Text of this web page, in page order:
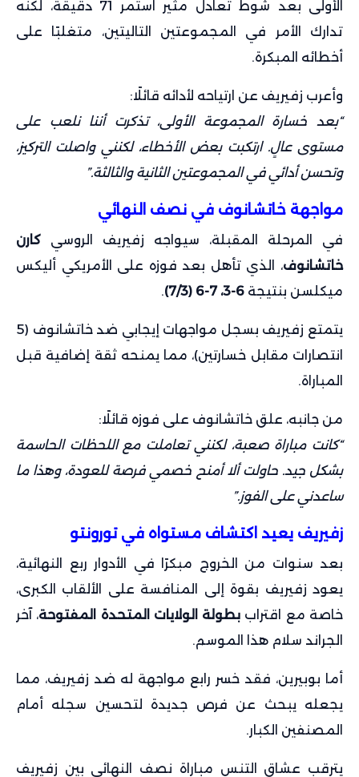
الأولى بعد شوط تعادل مثير استمر 71 دقيقة، لكنه
تدارك الأمر في المجموعتين التاليتين، متغلبًا على
أخطائه المبكرة.
وأعرب زفيريف عن ارتياحه لأدائه قائلًا:
“بعد خسارة المجموعة الأولى، تذكرت أننا نلعب على
مستوى عالٍ. ارتكبت بعض الأخطاء، لكنني واصلت التركيز،
وتحسن أدائي في المجموعتين الثانية والثالثة.”
مواجهة خاتشانوف في نصف النهائي
في المرحلة المقبلة، سيواجه زفيريف الروسي كارن
خاتشانوف، الذي تأهل بعد فوزه على الأمريكي أليكس
ميكلسن بنتيجة 6-3، 7-6 (7/3) .
يتمتع زفيريف بسجل مواجهات إيجابي ضد خاتشانوف (5
انتصارات مقابل خسارتين)، مما يمنحه ثقة إضافية قبل
المباراة.
من جانبه، علق خاتشانوف على فوزه قائلًا:
“كانت مباراة صعبة، لكنني تعاملت مع اللحظات الحاسمة
بشكل جيد. حاولت ألا أمنح خصمي فرصة للعودة، وهذا ما
ساعدني على الفوز.”
زفيريف يعيد اكتشاف مستواه في تورونتو
بعد سنوات من الخروج مبكرًا في الأدوار ربع النهائية،
يعود زفيريف بقوة إلى المنافسة على الألقاب الكبرى،
خاصة مع اقتراب بطولة الولايات المتحدة المفتوحة، آخر
الجراند سلام هذا الموسم.
أما بوبيرين، فقد خسر رابع مواجهة له ضد زفيريف، مما
يجعله يبحث عن فرص جديدة لتحسين سجله أمام
المصنفين الكبار.
يترقب عشاق التنس مباراة نصف النهائي بين زفيريف